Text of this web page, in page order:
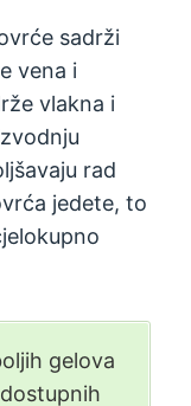
sadrži
vena i
vlakna i
rad
jedete, to
gelova